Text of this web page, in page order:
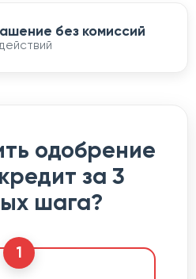
без комиссий
одобрение
за 3
шага?
1